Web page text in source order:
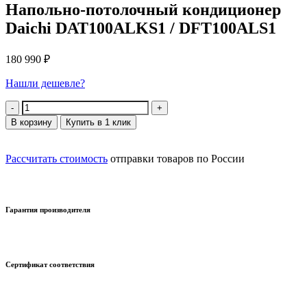
Напольно-потолочный кондиционер
Daichi DAT100ALKS1 / DFT100ALS1
180 990 ₽
Нашли дешевле?
Количество
В корзину Купить в 1 клик
Рассчитать стоимость отправки товаров по России
Гарантия производителя
Сертификат соответствия